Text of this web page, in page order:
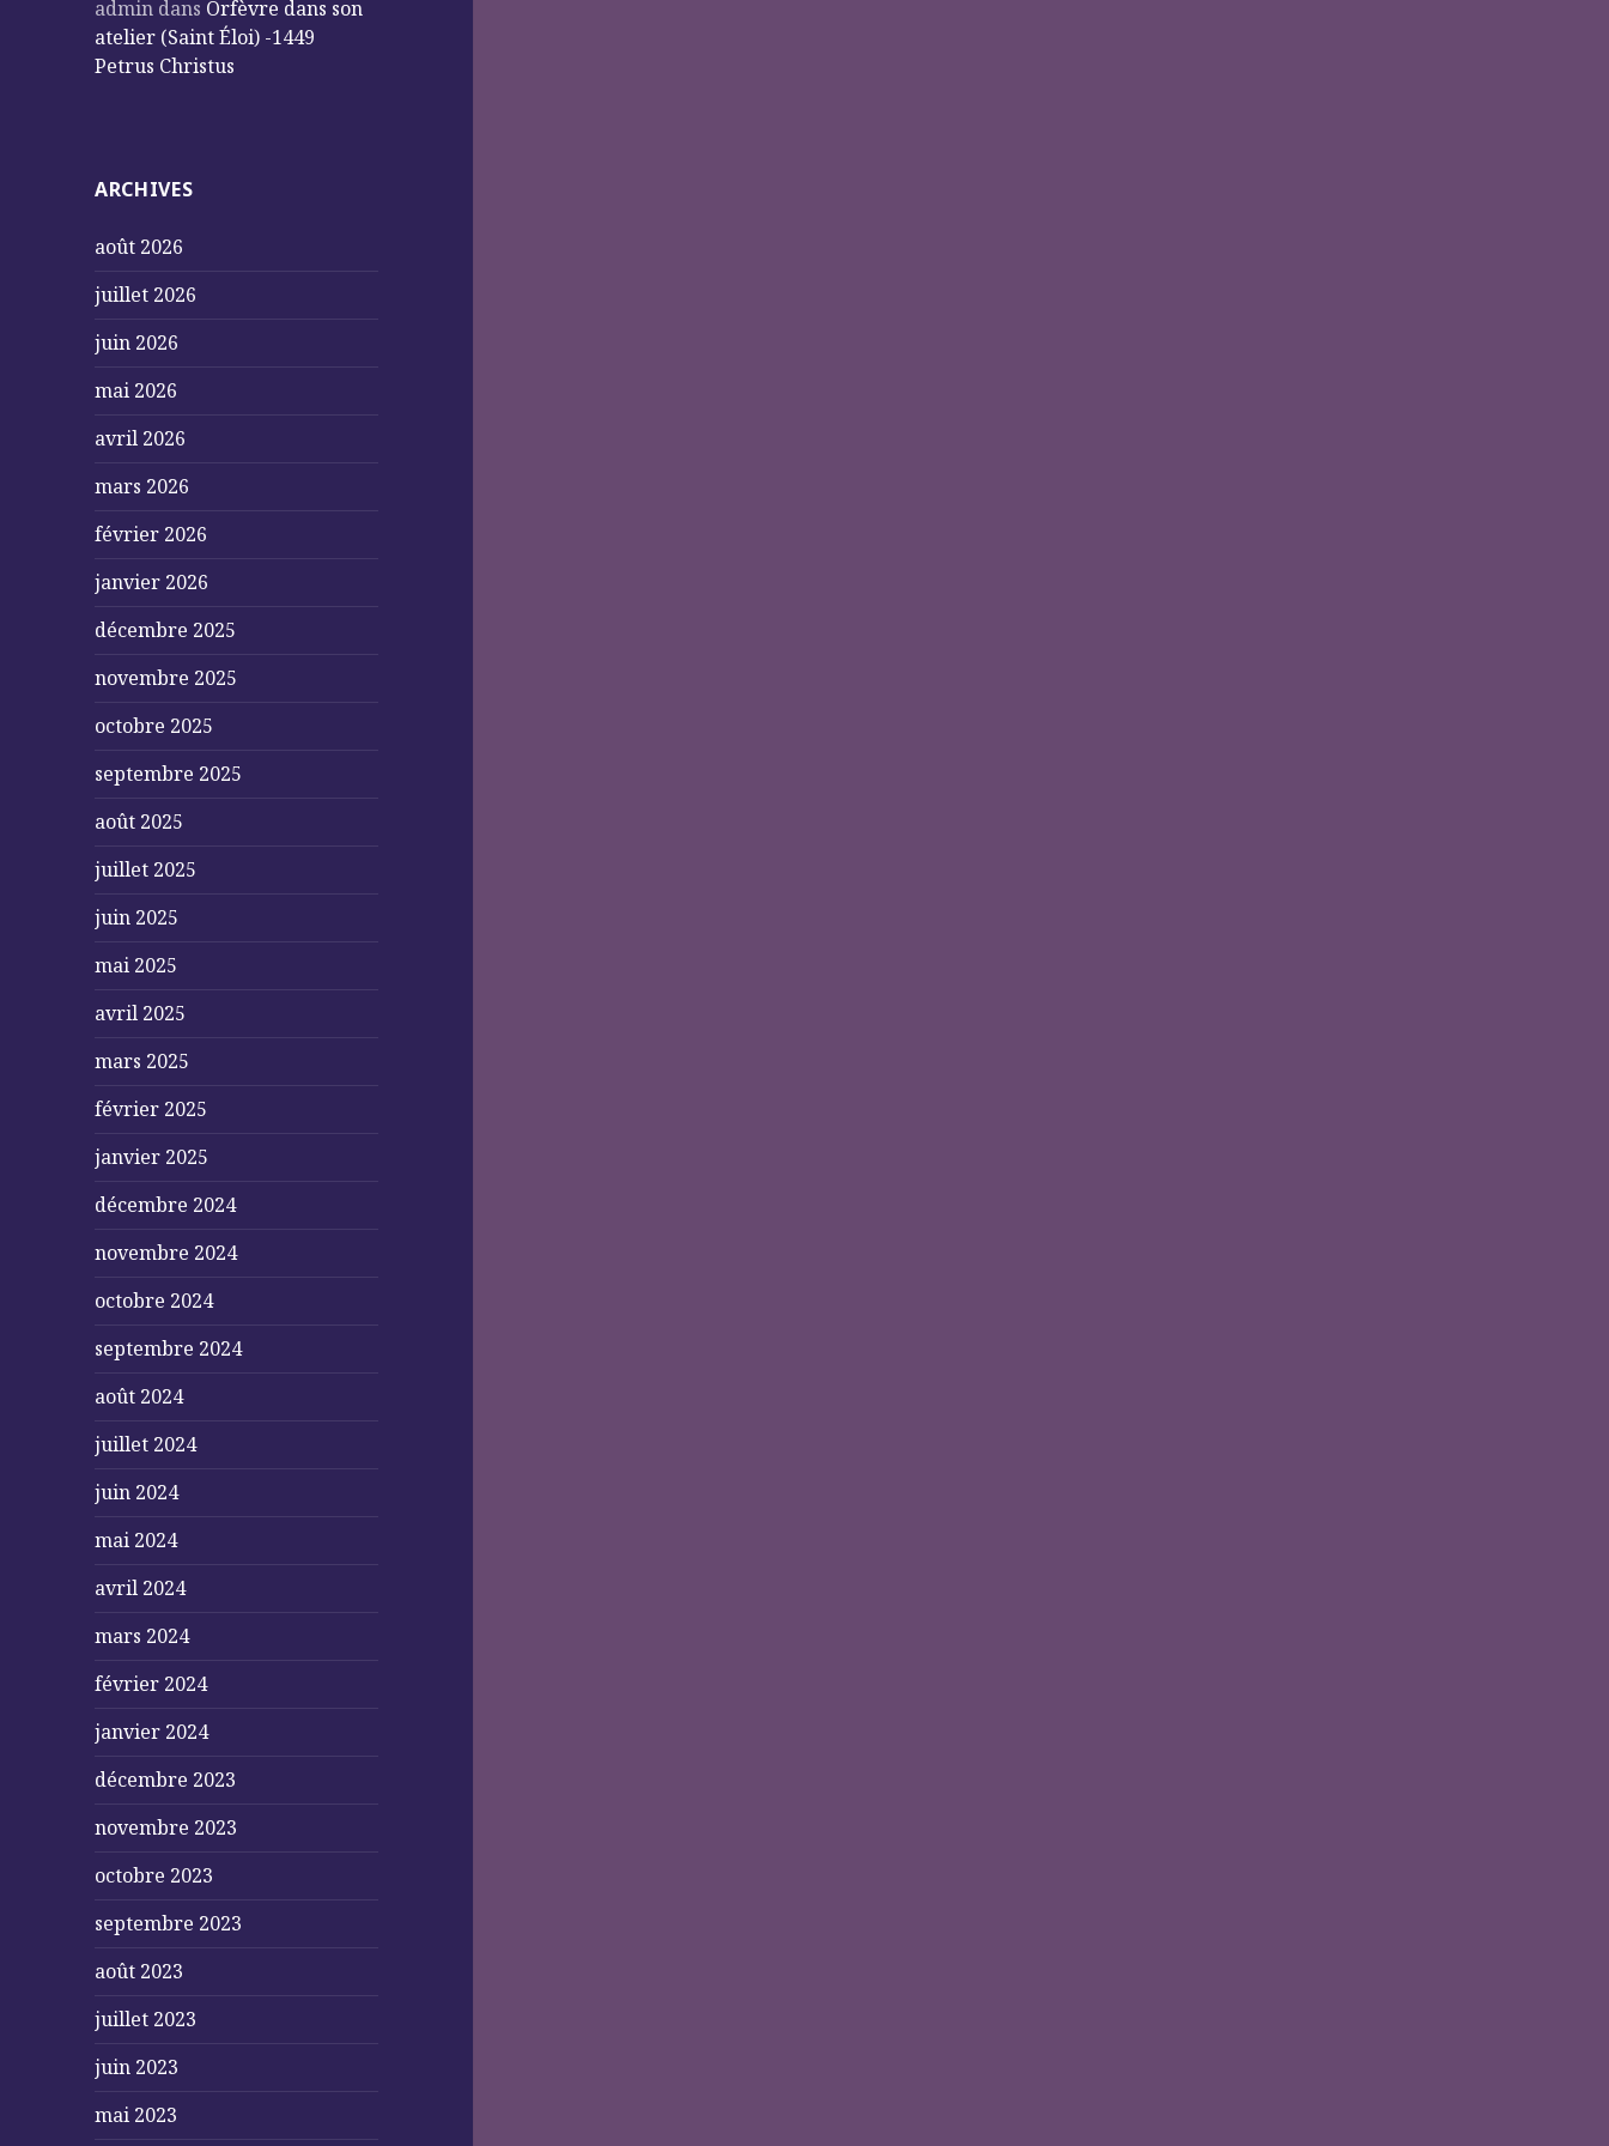
admin dans Orfèvre dans son
atelier (Saint Éloi) -1449
Petrus Christus
ARCHIVES
août 2026
juillet 2026
juin 2026
mai 2026
avril 2026
mars 2026
février 2026
janvier 2026
décembre 2025
novembre 2025
octobre 2025
septembre 2025
août 2025
juillet 2025
juin 2025
mai 2025
avril 2025
mars 2025
février 2025
janvier 2025
décembre 2024
novembre 2024
octobre 2024
septembre 2024
août 2024
juillet 2024
juin 2024
mai 2024
avril 2024
mars 2024
février 2024
janvier 2024
décembre 2023
novembre 2023
octobre 2023
septembre 2023
août 2023
juillet 2023
juin 2023
mai 2023